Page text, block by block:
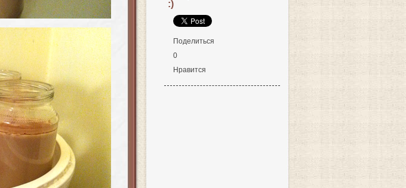
:)
Поделиться
0
Нравится